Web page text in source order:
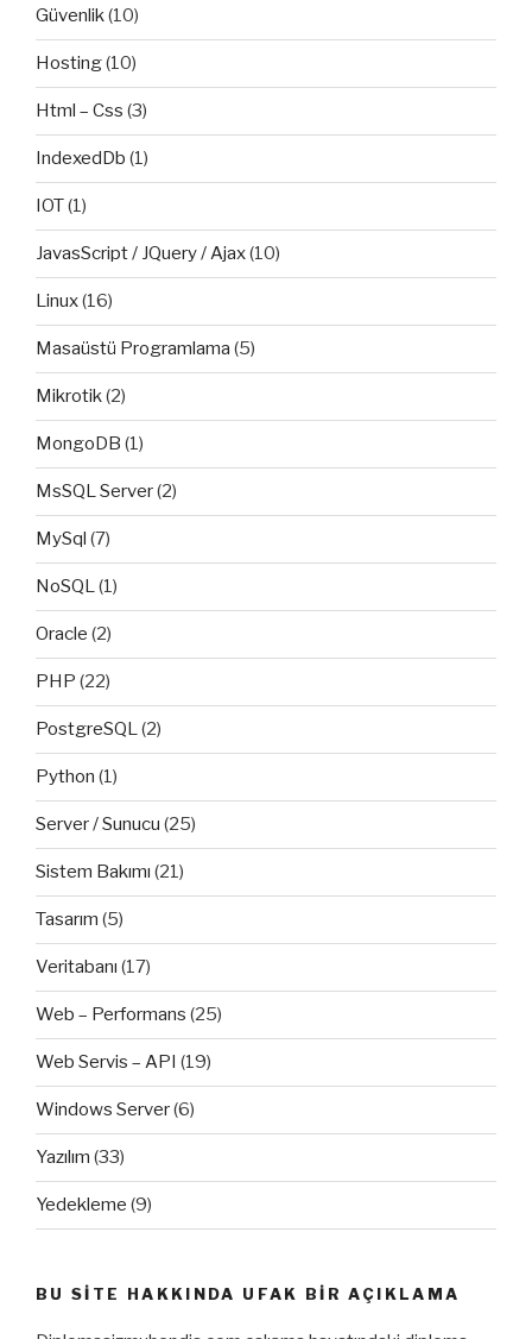
Güvenlik(10)
Hosting(10)
Html – Css (3)
IndexedDb (1)
IOT(1)
JavasScript / JQuery / Ajax(10)
Linux(16)
Masaüstü Programlama (5)
Mikrotik(2)
MongoDB (1)
MsSQL Server(2)
MySql (7)
NoSQL(1)
Oracle (2)
PHP (22)
PostgreSQL(2)
Python (1)
Server / Sunucu (25)
Sistem Bakımı (21)
Tasarım (5)
Veritabanı (17)
Web – Performans (25)
Web Servis – API (19)
Windows Server(6)
Yazılım (33)
Yedekleme (9)
BU SITE HAKKINDA UFAK BIR AÇIKLAMA